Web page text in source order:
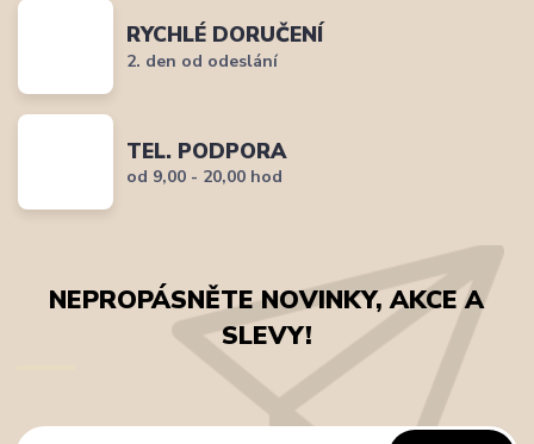
RYCHLÉ DORUČENÍ
2. den od odeslání
TEL. PODPORA
od 9,00 - 20,00 hod
NEPROPÁSNĚTE NOVINKY, AKCE A
SLEVY!